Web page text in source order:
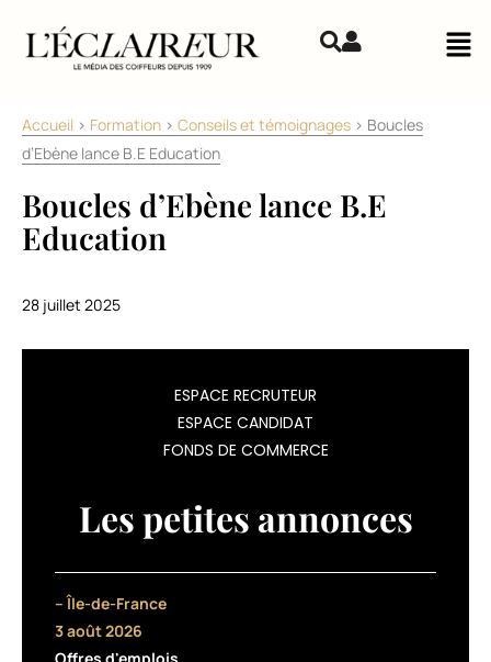
Accueil > Formation > Conseils et témoignages > Boucles
d’Ebène lance B.E Education
Boucles d’Ebène lance B.E
Education
28 juillet 2025
deuxième
ESPACE RECRUTEUR
ESPACE CANDIDAT
FONDS DE COMMERCE
Les petites annonces
– Île-de-France
3 août 2026